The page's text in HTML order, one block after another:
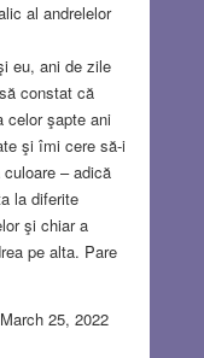
al andrelelor
eu, ani de zile
constat că
celor şapte ani
şi îmi cere să-i
– adică
la diferite
şi chiar a
pe alta. Pare
25, 2022